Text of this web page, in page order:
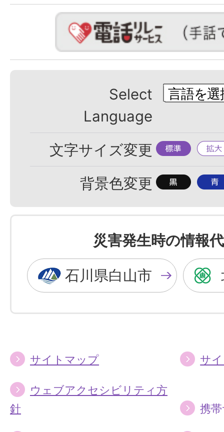
Select
Language
文字サイズ変更 標
準
拡
大
背景色変更 背
色
を
黒
色
に
背
色
を
青
色
に
災害発生時の情報
石川県白山市
サイトマップ サ
ウェブアクセシビリティ方
針
携